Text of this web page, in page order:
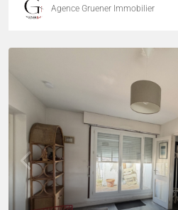
Agence Gruener Immobilier